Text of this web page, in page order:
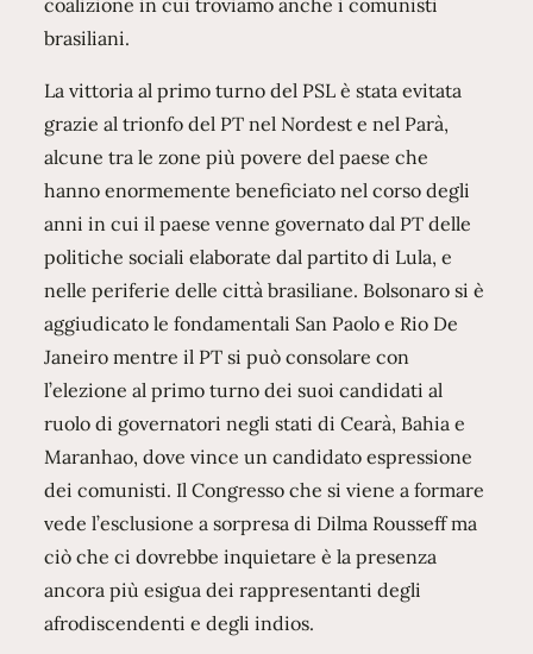
coalizione in cui troviamo anche i comunisti
brasiliani.
La vittoria al primo turno del PSL è stata evitata
grazie al trionfo del PT nel Nordest e nel Parà,
alcune tra le zone più povere del paese che
hanno enormemente beneficiato nel corso degli
anni in cui il paese venne governato dal PT delle
politiche sociali elaborate dal partito di Lula, e
nelle periferie delle città brasiliane. Bolsonaro si è
aggiudicato le fondamentali San Paolo e Rio De
Janeiro mentre il PT si può consolare con
l’elezione al primo turno dei suoi candidati al
ruolo di governatori negli stati di Cearà, Bahia e
Maranhao, dove vince un candidato espressione
dei comunisti. Il Congresso che si viene a formare
vede l’esclusione a sorpresa di Dilma Rousseff ma
ciò che ci dovrebbe inquietare è la presenza
ancora più esigua dei rappresentanti degli
afrodiscendenti e degli indios.